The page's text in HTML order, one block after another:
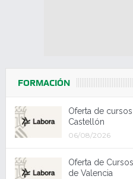
FORMACIÓN
Oferta de
Castellón
06/08/2026
Oferta de
de Valencia